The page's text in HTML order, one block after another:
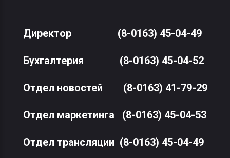
Директор (8-0163) 45-04-49
Бухгалтерия (8-0163) 45-04-52
Отдел новостей (8-0163) 41-79-29
Отдел маркетинга (8-0163) 45-04-53
Отдел трансляции (8-0163) 45-04-49